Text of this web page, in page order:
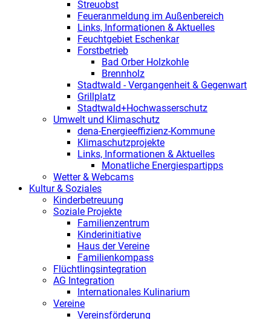
Streuobst
Feueranmeldung im Außenbereich
Links, Informationen & Aktuelles
Feuchtgebiet Eschenkar
Forstbetrieb
Bad Orber Holzkohle
Brennholz
Stadtwald - Vergangenheit & Gegenwart
Grillplatz
Stadtwald+Hochwasserschutz
Umwelt und Klimaschutz
dena-Energieeffizienz-Kommune
Klimaschutzprojekte
Links, Informationen & Aktuelles
Monatliche Energiespartipps
Wetter & Webcams
Kultur & Soziales
Kinderbetreuung
Soziale Projekte
Familienzentrum
Kinderinitiative
Haus der Vereine
Familienkompass
Flüchtlingsintegration
AG Integration
Internationales Kulinarium
Vereine
Vereinsförderung